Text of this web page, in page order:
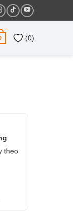
(0)
theo